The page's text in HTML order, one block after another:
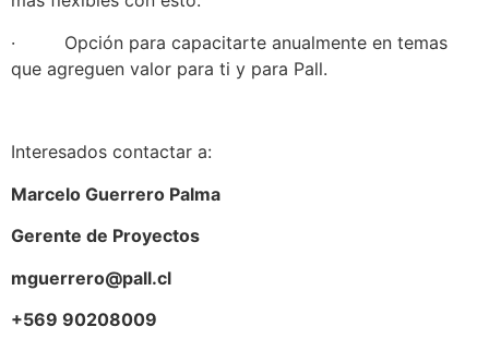
· Opción para capacitarte anualmente en temas
que agreguen valor para ti y para Pall.
Interesados contactar a:
Marcelo Guerrero Palma
Gerente de Proyectos
mguerrero@pall.cl
+569 90208009